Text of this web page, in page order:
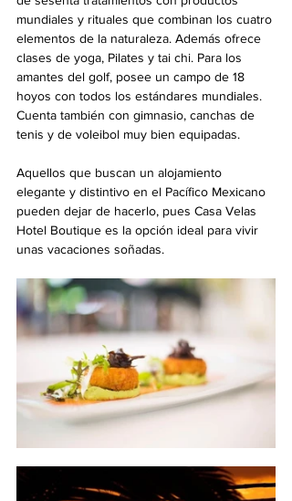
mundiales y rituales que combinan los cuatro
elementos de la naturaleza. Además ofrece
clases de yoga, Pilates y tai chi. Para los
amantes del golf, posee un campo de 18
hoyos con todos los estándares mundiales.
Cuenta también con gimnasio, canchas de
tenis y de voleibol muy bien equipadas.
Aquellos que buscan un alojamiento
elegante y distintivo en el Pacífico Mexicano
pueden dejar de hacerlo, pues Casa Velas
Hotel Boutique es la opción ideal para vivir
unas vacaciones soñadas.